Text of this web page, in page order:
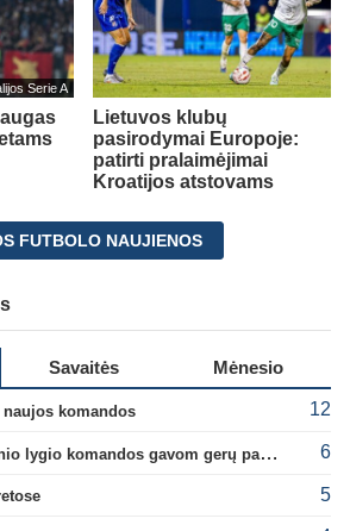
Serie A
Lietuvos klubų
pasirodymai Europoje:
patirti pralaimėjimai
Kroatijos atstovams
FUTBOLO NAUJIENOS
Savaitės Mėnesio
komandos 12
A. Tapinas: „Iš europinio lygio komandos gavom gerų pamokų“ 6
5